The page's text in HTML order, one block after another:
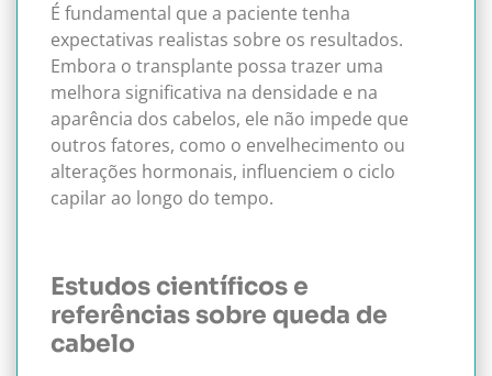
É fundamental que a paciente tenha
expectativas realistas sobre os resultados.
Embora o transplante possa trazer uma
melhora significativa na densidade e na
aparência dos cabelos, ele não impede que
outros fatores, como o envelhecimento ou
alterações hormonais, influenciem o ciclo
capilar ao longo do tempo.
Estudos científicos e
referências sobre queda de
cabelo